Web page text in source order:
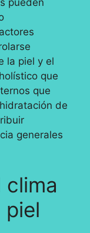
pueden
la piel y el
que
que
de
generales
clima
piel